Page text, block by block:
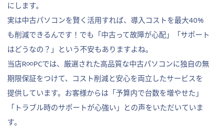
にします。
実は中古パソコンを賢く活用すれば、導入コストを最大40%
も削減できるんです！でも「中古って故障が心配」「サポート
はどうなの？」という不安もありますよね。
当店R∞PCでは、厳選された高品質な中古パソコンに独自の無
期限保証をつけて、コスト削減と安心を両立したサービスを
提供しています。お客様からは「予算内で台数を増やせた」
「トラブル時のサポートが心強い」との声をいただいていま
す。